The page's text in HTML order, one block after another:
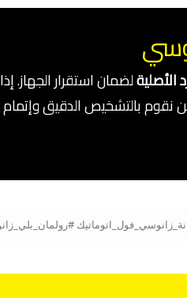
لضمان استقرار
نقوم بالتشخيص الدقيق وإتمام